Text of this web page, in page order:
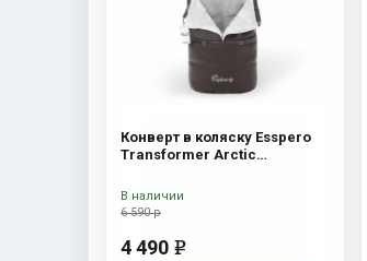
Конверт в коляску Esspero
Transformer Arctic
Chocolat
6 590 р
4 490 e
В наличии